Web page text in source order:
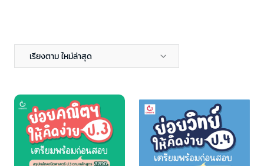
เรียงตาม ใหม่ล่าสุด